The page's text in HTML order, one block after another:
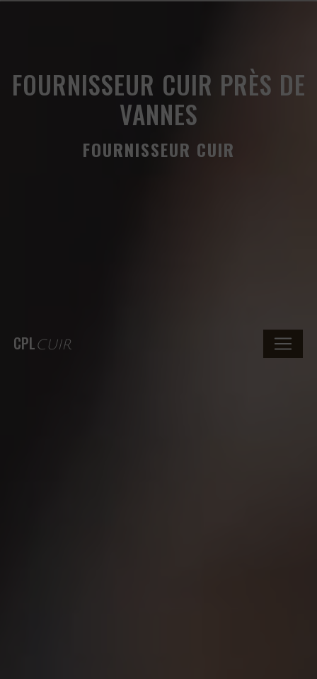
CPLCUIR
FOURNISSEUR CUIR PRÈS DE
VANNES
FOURNISSEUR CUIR